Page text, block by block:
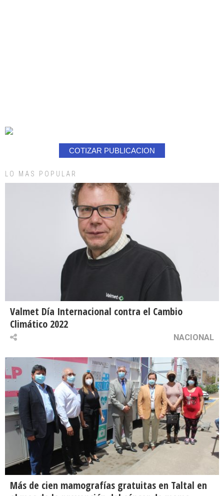
COTIZAR PUBLICACION
LO MAS POPULAR
Valmet Día Internacional contra el Cambio
Climático 2022
NACIONAL
Más de cien mamografías gratuitas en Taltal en